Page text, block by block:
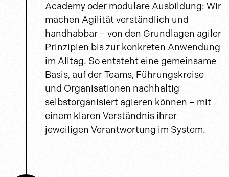
Academy oder modulare Ausbildung: Wir
machen Agilität verständlich und
handhabbar – von den Grundlagen agiler
Prinzipien bis zur konkreten Anwendung
im Alltag. So entsteht eine gemeinsame
Basis, auf der Teams, Führungskreise
und Organisationen nachhaltig
selbstorganisiert agieren können – mit
einem klaren Verständnis ihrer
jeweiligen Verantwortung im System.